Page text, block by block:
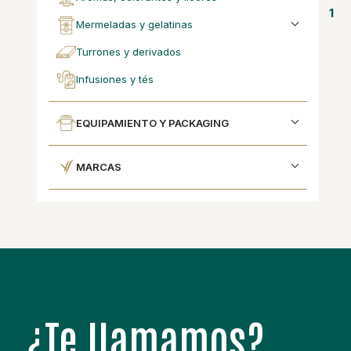
mermeladas y gelatinas
turrones y derivados
infusiones y tés
EQUIPAMIENTO Y PACKAGING
MARCAS
1
¿Te llamamos?